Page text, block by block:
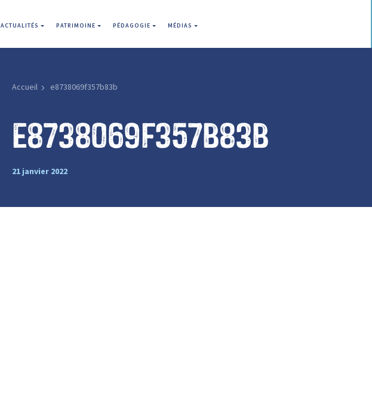
ACTUALITÉS PATRIMOINE PÉDAGOGIE MÉDIAS
Accueil e8738069f357b83b
e8738069f357b83b
21 janvier 2022